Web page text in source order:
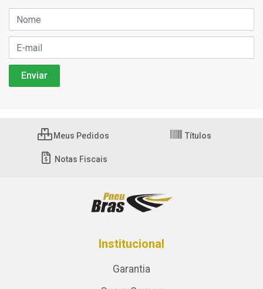
Meus Pedidos Títulos
Notas Fiscais
Institucional
Garantia